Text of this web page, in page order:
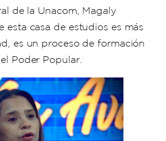
de la Unacom, Magaly
esta casa de estudios es más
es un proceso de formación
Poder Popular.